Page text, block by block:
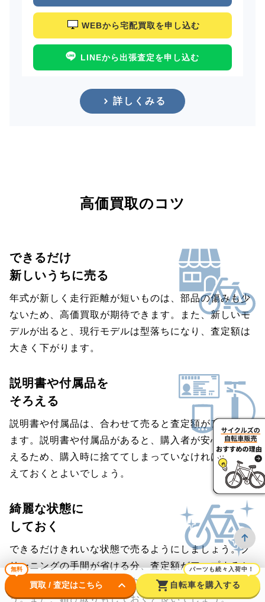
WEBから宅配買取を申し込む
LINEから出張査定を申し込む
詳しくみる
高価買取のコツ
できるだけ
新しいうちに売る
年式が新しく走行距離が短いものは、部品の傷みも少
ないため、高価買取が期待できます。また、新しいモ
デルが出ると、現行モデルは型落ちになり、査定額は
大きく下がります。
説明書や付属品を
そろえる
説明書や付属品は、合わせて売ると査定額がアップし
ます。説明書や付属品があると、購入者が安心して買
えるため、購入時に捨ててしまっていなければ、そろ
えておくとよいでしょう。
綺麗な状態に
しておく
できるだけきれいな状態で売るようにしましょう。ク
リーニングの手間が省ける分、査定額がアップするか
も。フレームは、濡れた雑巾などで拭いておきましょ
う。また、錆び取りもしておくと良いでしょう。
無料
買取 / 査定はこちら keyboard_arrow_down shopping_cart
パーツも続々入荷中！
自転車を購入する